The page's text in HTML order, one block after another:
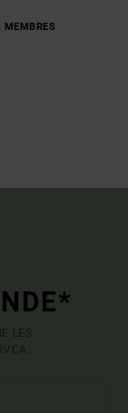
MEMBRES
LES